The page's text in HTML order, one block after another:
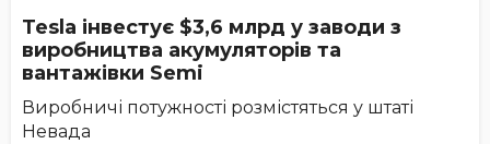
Tesla інвестує $3,6 млрд у заводи з
виробництва акумуляторів та
вантажівки Semi
Виробничі потужності розмістяться у штаті
Невада